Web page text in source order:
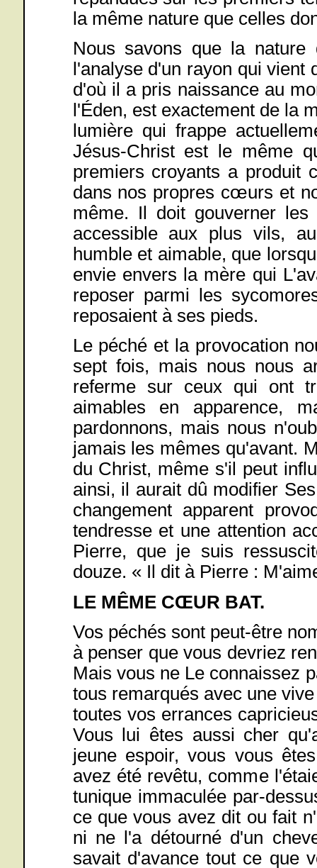
la même nature que celles
Nous savons que la
l'analyse d'un rayon qui
d'où il a pris naissance au
l'Éden, est exactement de la
lumière qui frappe
Jésus-Christ est le même
premiers croyants a produit
dans nos propres cœurs et
même. Il doit gouverner
accessible aux plus vils,
humble et aimable, que
envie envers la mère qui
reposer parmi les
reposaient à ses pieds.
Le péché et la provocation
sept fois, mais nous nous
referme sur ceux qui ont
aimables en apparence,
pardonnons, mais nous
jamais les mêmes qu'avant.
du Christ, même s'il peut
ainsi, il aurait dû modifier
changement apparent
tendresse et une attention
Pierre, que je suis
douze. « Il dit à Pierre :
LE MÊME CŒUR BAT.
Vos péchés sont peut-être
à penser que vous devriez
Mais vous ne Le connaissez
tous remarqués avec une
toutes vos errances
Vous lui êtes aussi cher
jeune espoir, vous vous
avez été revêtu, comme
tunique immaculée par-
ce que vous avez dit ou fait
ni ne l'a détourné d'un
savait d'avance tout ce que